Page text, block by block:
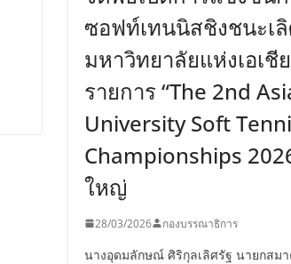
ซอฟท์เทนนิสชิงชนะเ
มหาวิทยาลัยแห่งเอเชี
รายการ “The 2nd
University Soft
Championships
ใหญ่
28/03/2026 กองบรรณาธิการ
นางอุดมลักษณ์ ศิริกุลเลิศรัฐ นายกสม